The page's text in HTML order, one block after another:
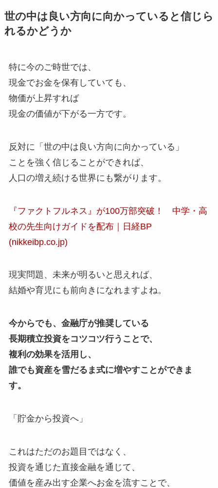
世の中は良い方向に向かっていると信じら
れるかどうか
特に今のご時世では、
現金でお金を保有していても、
物価が上昇すれば
現金の価値が下がる一方です。
反対に「世の中は良い方向に向かっている」
ことを強く信じることができれば、
人口の増え続ける世界にも繋がります。
『ファクトフルネス』が100万部突破！ 中学・高
校の先生向けガイドを配布｜日経BP
(nikkeibp.co.jp)
現実問題、未来が明るいと思えれば、
結婚や育児にも前向きになれますよね。
今からでも、金融庁が推奨している
長期積立投資をコツコツ行うことで、
複利の効果を活用し、
誰でも資産を雪だるま式に増やすことができま
す。
「貯金から投資へ」
これはただのお題目ではなく、
投資を通じた直接金融を通じて、
価値を産み出す企業へお金を流すことで、